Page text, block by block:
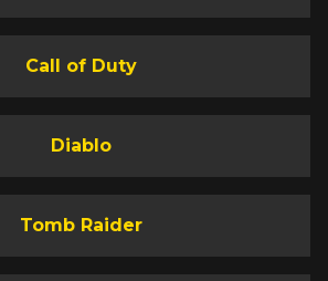
Call of Duty
Diablo
Tomb Raider